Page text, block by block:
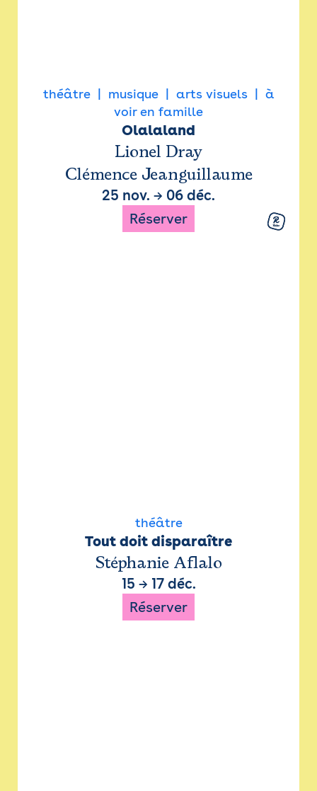
théâtre musique arts visuels
à
voir en famille
Olalaland
Lionel Dray
Clémence Jeanguillaume
25 nov. → 06 déc.
Réserver
théâtre
Tout doit disparaître
Stéphanie Aflalo
15 → 17 déc.
Réserver